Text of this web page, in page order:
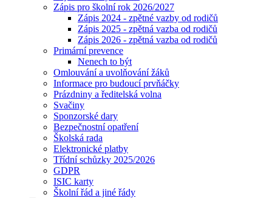
Zápis pro školní rok 2026/2027
Zápis 2024 - zpětné vazby od rodičů
Zápis 2025 - zpětná vazba od rodičů
Zápis 2026 - zpětná vazba od rodičů
Primární prevence
Nenech to být
Omlouvání a uvolňování žáků
Informace pro budoucí prvňáčky
Prázdniny a ředitelská volna
Svačiny
Sponzorské dary
Bezpečnostní opatření
Školská rada
Elektronické platby
Třídní schůzky 2025/2026
GDPR
ISIC karty
Školní řád a jiné řády